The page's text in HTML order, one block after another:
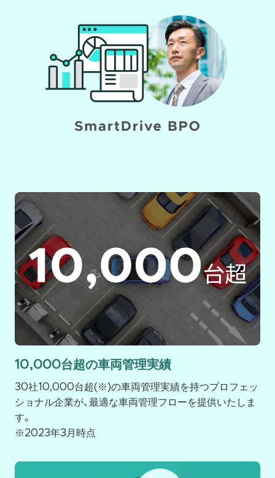
10,000台超の車両管理実績
30社10,000台超(※)の車両管理実績を持つプロフェッ
ショナル企業が、最適な車両管理フローを提供いたしま
す。
※2023年3月時点